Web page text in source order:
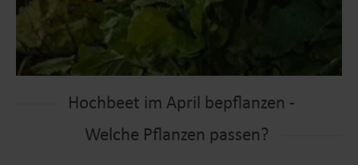
Hochbeet im April bepflanzen -
Welche Pflanzen passen?